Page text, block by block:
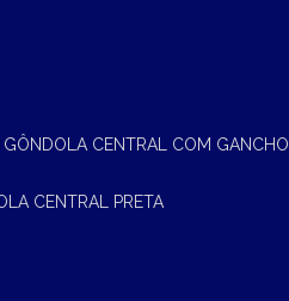
GÔNDOLA CENTRAL COM GANCHO
CENTRAL PRETA